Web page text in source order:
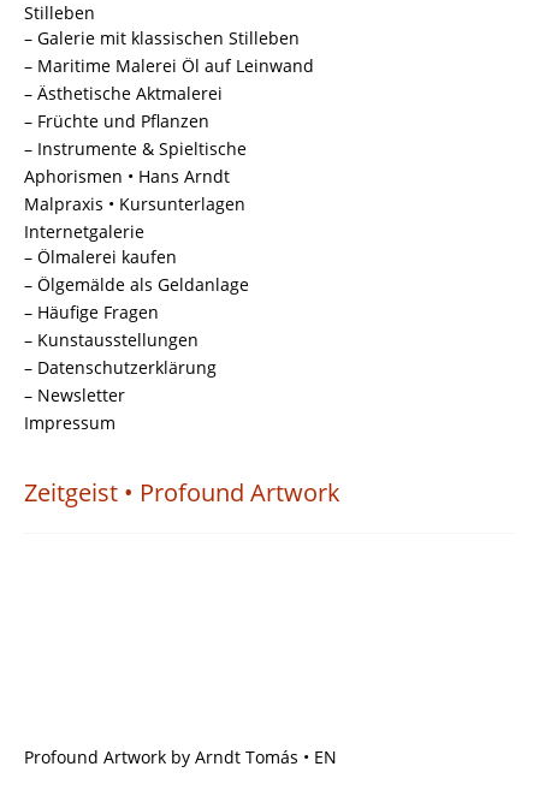
Stilleben
– Galerie mit klassischen Stilleben
– Maritime Malerei Öl auf Leinwand
– Ästhetische Aktmalerei
– Früchte und Pflanzen
– Instrumente & Spieltische
Aphorismen • Hans Arndt
Malpraxis • Kursunterlagen
Internetgalerie
– Ölmalerei kaufen
– Ölgemälde als Geldanlage
– Häufige Fragen
– Kunstausstellungen
– Datenschutzerklärung
– Newsletter
Impressum
Zeitgeist • Profound Artwork
Profound Artwork by Arndt Tomás • EN